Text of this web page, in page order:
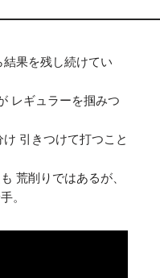
果を残し続けてい
レギュラーを掴みつ
引きつけて打つこと
荒削りではあるが、
。